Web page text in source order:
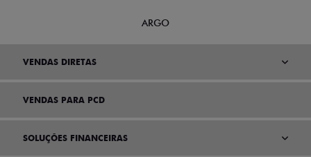
ARGO
VENDAS DIRETAS
VENDAS PARA PCD
SOLUÇÕES FINANCEIRAS